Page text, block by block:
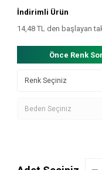
İndirimli Ürün
14,48 TL den başlayan
Önce Renk